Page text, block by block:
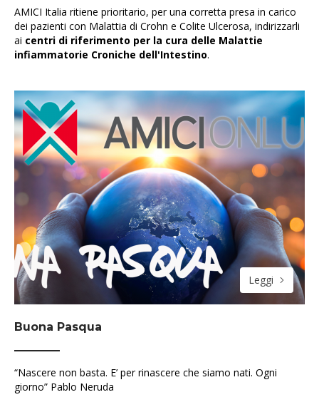
AMICI Italia ritiene prioritario, per una corretta presa in carico
dei pazienti con Malattia di Crohn e Colite Ulcerosa, indirizzarli
ai centri di riferimento per la cura delle Malattie
infiammatorie Croniche dell'Intestino.
Leggi
Buona Pasqua
“Nascere non basta. E’ per rinascere che siamo nati. Ogni
giorno” Pablo Neruda